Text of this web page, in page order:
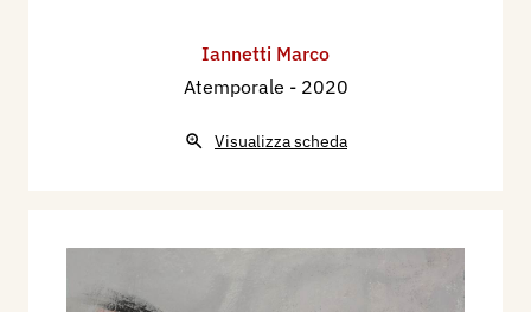
Iannetti Marco
Atemporale - 2020
Visualizza scheda